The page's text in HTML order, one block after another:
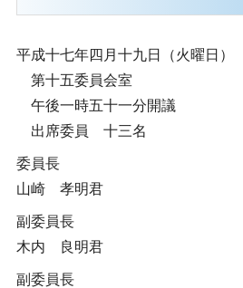
平成十七年四月十九日（火曜日）
第十五委員会室
午後一時五十一分開議
出席委員 十三名
委員長
山崎 孝明君
副委員長
木内 良明君
副委員長